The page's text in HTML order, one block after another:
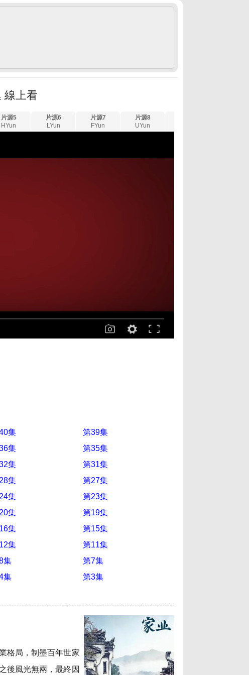
線上看
片源5
HYun
片源6
LYun
片源7
FYun
片源8
UYun
集
第39集
集
第35集
集
第31集
集
第27集
集
第23集
集
第19集
集
第15集
集
第11集
集
第7集
集
第3集
格局，制墨百年世家
後風光無兩，最終因